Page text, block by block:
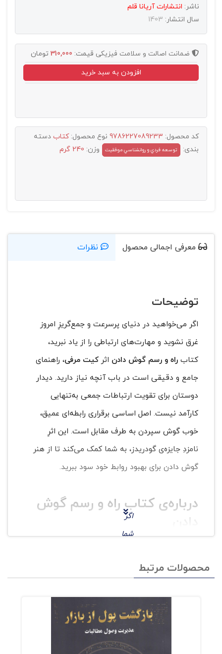
ناشر: انتشارات آريانا قلم
سال انتشار: 1403
ضمانت اصالت و سلامت فیزیکی قیمت: 310,000 تومان
افزودن به سبد خرید
کد محصول: 9786227089233 نوع محصول:کتاب دسته
بندی:
توسعه فردي و روانشناسي موفقيت وزن: 240 گرم
معرفی اجمالی محصول نظرات
توضیحات
اگر می‌خواهید در دنیای پرسرعت و جمع‌گریزِ امروز
غرق نشوید و مهارت‌های ارتباطی را از یاد نبرید،
کتابراه و رسم گوش دادن اثرکیت مرفی، راهنمای
جامع و دقیقی است در باب آنچه نیاز دارید. دیدار
دوستان برای تقویت ارتباطات جمعی به‌تنهایی
کارآمد نیست. اصل اساسی برقراری رابطه‌ای عمیق،
خوب گوش سپردن به طرف مقابل است. این اثرِ
نامزدِ جایزه‌ی گودریدز، به شما کمک می‌کند تا از هنر
گوش دادن برای بهبود روابط خود سود ببرید.
درباره‌ی کتاب راه و رسم گوش
اگر
شما
دیگر
انسان را به کام تنهایی و انزوا می‌کشانند، هنر خوب
فراموشی سپرده می‌شود. در کتابِ روشنگر و
طنزآمیزِ راه و رسم گوش دادن، کیت مرفی در وهله‌ی
اول می‌گوید که چرا آدم‌ها به یکدیگر گوش
محصولات مرتبط